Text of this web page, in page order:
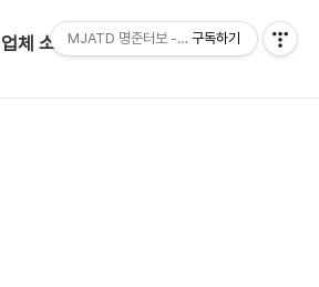
업체 소개(인사말)
고객 문의
MJATD 명준터보 - 정품터보차저 전문판매점
구독하기